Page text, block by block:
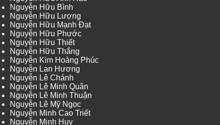
Nguyễn Hữu Bình
Nguyễn Hữu Lượng
Nguyễn Hữu Mạnh Đạt
Nguyễn Hữu Phước
Nguyễn Hữu Thiết
Nguyễn Hữu Thắng
Nguyễn Kim Hoàng Phúc
Nguyễn Lan Hương
Nguyễn Lê Chánh
Nguyễn Lê Minh Quân
Nguyễn Lê Minh Thuận
Nguyễn Lê Mỹ Ngọc
Nguyễn Minh Cao Triết
Nguyễn Minh Huy